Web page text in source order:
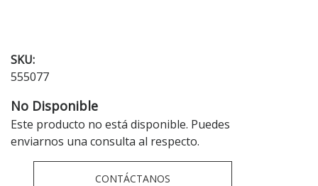
SKU:
555077
No Disponible
Este producto no está disponible. Puedes
enviarnos una consulta al respecto.
CONTÁCTANOS